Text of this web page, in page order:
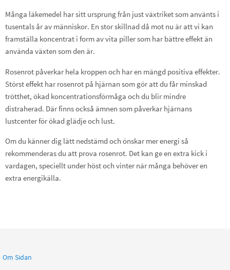
Många läkemedel har sitt ursprung från just växtriket som använts i
tusentals år av människor. En stor skillnad då mot nu är att vi kan
framställa koncentrat i form av vita piller som har bättre effekt än
använda växten som den är.
Rosenrot påverkar hela kroppen och har en mängd positiva effekter.
Störst effekt har rosenrot på hjärnan som gör att du får minskad
trötthet, ökad koncentrationsförmåga och du blir mindre
distraherad. Där finns också ämnen som påverkar hjärnans
lustcenter för ökad glädje och lust.
Om du känner dig lätt nedstämd och önskar mer energi så
rekommenderas du att prova rosenrot. Det kan ge en extra kick i
vardagen, speciellt under höst och vinter när många behöver en
extra energikälla.
Om Sidan